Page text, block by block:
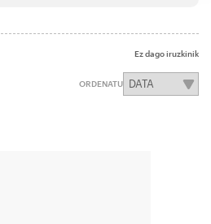
Ez dago iruzkinik
ORDENATU